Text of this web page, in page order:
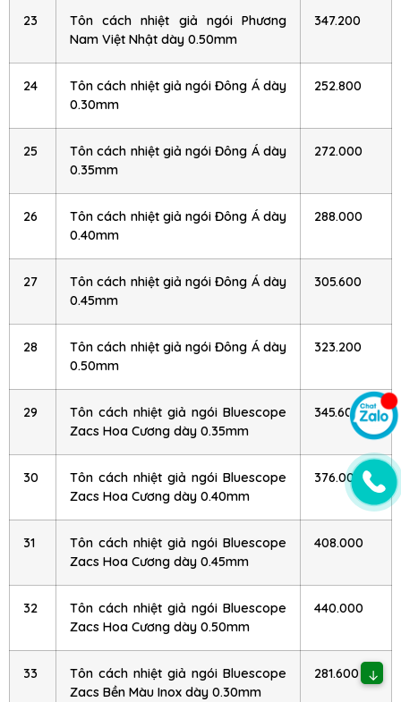
23
Tôn cách nhiệt giả ngói Phương
Nam Việt Nhật dày 0.50mm
347.200
24
Tôn cách nhiệt giả ngói Đông Á dày
0.30mm
252.800
25
Tôn cách nhiệt giả ngói Đông Á dày
0.35mm
272.000
26
Tôn cách nhiệt giả ngói Đông Á dày
0.40mm
288.000
27
Tôn cách nhiệt giả ngói Đông Á dày
0.45mm
305.600
28
Tôn cách nhiệt giả ngói Đông Á dày
0.50mm
323.200
29
Tôn cách nhiệt giả ngói Bluescope
Zacs Hoa Cương dày 0.35mm
345.600
30
Tôn cách nhiệt giả ngói Bluescope
Zacs Hoa Cương dày 0.40mm
376.000
31
Tôn cách nhiệt giả ngói Bluescope
Zacs Hoa Cương dày 0.45mm
408.000
32
Tôn cách nhiệt giả ngói Bluescope
Zacs Hoa Cương dày 0.50mm
440.000
33
Tôn cách nhiệt giả ngói Bluescope
Zacs Bền Màu Inox dày 0.30mm
281.600 ↓